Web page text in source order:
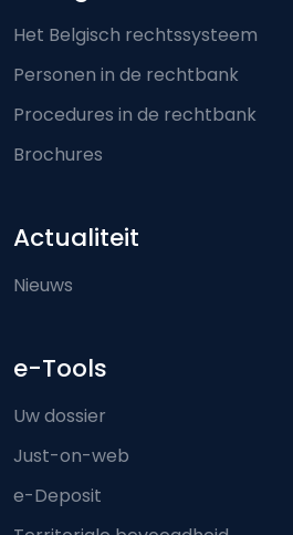
Het Belgisch rechtssysteem
Personen in de rechtbank
Procedures in de rechtbank
Brochures
Actualiteit
Nieuws
e-Tools
Uw dossier
Just-on-web
e-Deposit